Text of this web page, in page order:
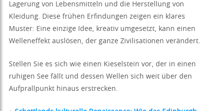
Lagerung von Lebensmitteln und die Herstellung von
Kleidung. Diese frühen Erfindungen zeigen ein klares
Muster: Eine einzige Idee, kreativ umgesetzt, kann einen
Welleneffekt auslösen, der ganze Zivilisationen verändert.
Stellen Sie es sich wie einen Kieselstein vor, der in einen
ruhigen See fällt und dessen Wellen sich weit über den
Aufprallpunkt hinaus erstrecken.